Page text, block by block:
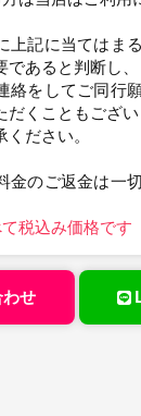
上記に当てはま
あると判断し、
絡をしてご同行
くこともござい
ださい。
金のご返金は一
税込み価格です
せ